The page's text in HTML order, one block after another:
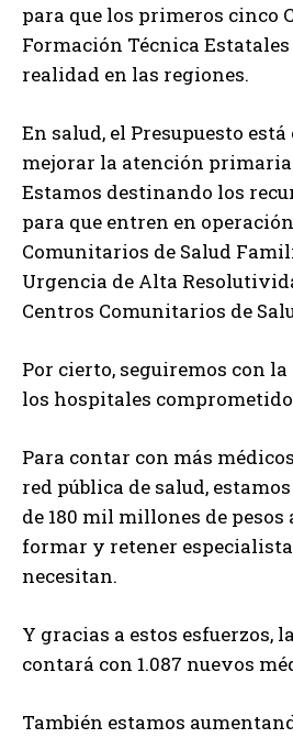
para que los primeros cinco
Formación Técnica
realidad en las regiones.
En salud, el Presupuesto
mejorar la atención
Estamos destinando los
para que entren en
Comunitarios de Salud
Urgencia de Alta
Centros Comunitarios de
Por cierto, seguiremos con
los hospitales
Para contar con más
red pública de salud,
de 180 mil millones de
formar y retener
necesitan.
Y gracias a estos esfuerzos,
contará con 1.087 nuevos
También estamos